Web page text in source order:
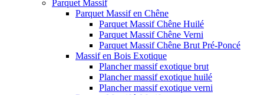
Parquet Massif
Parquet Massif en Chêne
Parquet Massif Chêne Huilé
Parquet Massif Chêne Verni
Parquet Massif Chêne Brut Pré-Poncé
Massif en Bois Exotique
Plancher massif exotique brut
Plancher massif exotique huilé
Plancher massif exotique verni